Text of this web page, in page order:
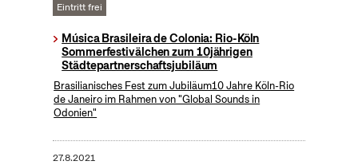
Eintritt frei
Música Brasileira de Colonia: Rio-Köln
Sommerfestivälchen zum 10jährigen
Städtepartnerschaftsjubiläum
Brasilianisches Fest zum Jubiläum10 Jahre Köln-Rio
de Janeiro im Rahmen von "Global Sounds in
Odonien"
27.8.2021